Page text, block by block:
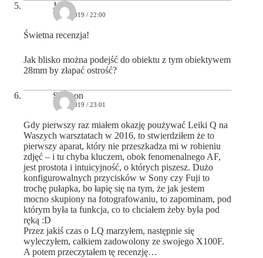
Jo
11/03/2019 / 22:00
Świetna recenzja!
Jak blisko można podejść do obiektu z tym obiektywem
28mm by złapać ostrość?
Szymon
11/03/2019 / 23:01
Gdy pierwszy raz miałem okazję poużywać Leiki Q na
Waszych warsztatach w 2016, to stwierdziłem że to
pierwszy aparat, który nie przeszkadza mi w robieniu
zdjęć – i tu chyba kluczem, obok fenomenalnego AF,
jest prostota i intuicyjność, o których piszesz. Dużo
konfigurowalnych przycisków w Sony czy Fuji to
trochę pułapka, bo łapię się na tym, że jak jestem
mocno skupiony na fotografowaniu, to zapominam, pod
którym była ta funkcja, co to chciałem żeby była pod
ręką :D
Przez jakiś czas o LQ marzyłem, następnie się
wyleczyłem, całkiem zadowolony ze swojego X100F.
A potem przeczytałem tę recenzję…